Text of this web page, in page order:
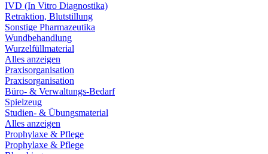
IVD (In Vitro Diagnostika)
Retraktion, Blutstillung
Sonstige Pharmazeutika
Wundbehandlung
Wurzelfüllmaterial
Alles anzeigen
Praxisorganisation
Praxisorganisation
Büro- & Verwaltungs-Bedarf
Spielzeug
Studien- & Übungsmaterial
Alles anzeigen
Prophylaxe & Pflege
Prophylaxe & Pflege